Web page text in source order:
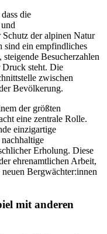
die
der alpinen Natur
sind ein empfindliches
Besucherzahlen
Druck steht. Die
zwischen
Bevölkerung.
der größten
eine zentrale Rolle.
einzigartige
Erholung. Diese
ehrenamtlichen Arbeit,
Bergwächter:innen
mit anderen